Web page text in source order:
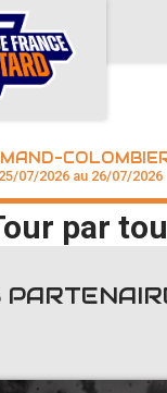
07/2026 au 26/07/2026
par